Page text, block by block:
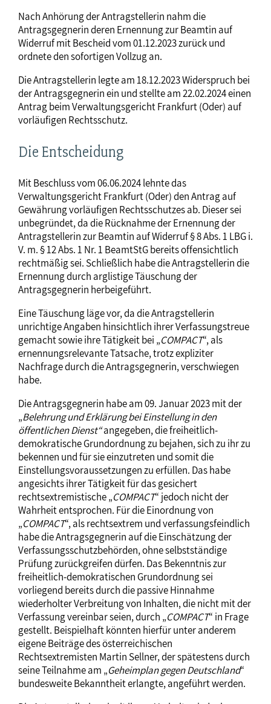
Nach Anhörung der Antragstellerin nahm die
Antragsgegnerin deren Ernennung zur Beamtin auf
Widerruf mit Bescheid vom 01.12.2023 zurück und
ordnete den sofortigen Vollzug an.
Die Antragstellerin legte am 18.12.2023 Widerspruch bei
der Antragsgegnerin ein und stellte am 22.02.2024 einen
Antrag beim Verwaltungsgericht Frankfurt (Oder) auf
vorläufigen Rechtsschutz.
Die Entscheidung
Mit Beschluss vom 06.06.2024 lehnte das
Verwaltungsgericht Frankfurt (Oder) den Antrag auf
Gewährung vorläufigen Rechtsschutzes ab. Dieser sei
unbegründet, da die Rücknahme der Ernennung der
Antragstellerin zur Beamtin auf Widerruf § 8 Abs. 1 LBG i.
V. m. § 12 Abs. 1 Nr. 1 BeamtStG bereits offensichtlich
rechtmäßig sei. Schließlich habe die Antragstellerin die
Ernennung durch arglistige Täuschung der
Antragsgegnerin herbeigeführt.
Eine Täuschung läge vor, da die Antragstellerin
unrichtige Angaben hinsichtlich ihrer Verfassungstreue
gemacht sowie ihre Tätigkeit bei „COMPACT“, als
ernennungsrelevante Tatsache, trotz expliziter
Nachfrage durch die Antragsgegnerin, verschwiegen
habe.
Die Antragsgegnerin habe am 09. Januar 2023 mit der
„Belehrung und Erklärung bei Einstellung in den
öffentlichen Dienst“angegeben, die freiheitlich-
demokratische Grundordnung zu bejahen, sich zu ihr zu
bekennen und für sie einzutreten und somit die
Einstellungsvoraussetzungen zu erfüllen. Das habe
angesichts ihrer Tätigkeit für das gesichert
rechtsextremistische „COMPACT“ jedoch nicht der
Wahrheit entsprochen. Für die Einordnung von
„COMPACT“, als rechtsextrem und verfassungsfeindlich
habe die Antragsgegnerin auf die Einschätzung der
Verfassungsschutzbehörden, ohne selbstständige
Prüfung zurückgreifen dürfen. Das Bekenntnis zur
freiheitlich-demokratischen Grundordnung sei
vorliegend bereits durch die passive Hinnahme
wiederholter Verbreitung von Inhalten, die nicht mit der
Verfassung vereinbar seien, durch „COMPACT“ in Frage
gestellt. Beispielhaft könnten hierfür unter anderem
eigene Beiträge des österreichischen
Rechtsextremisten Martin Sellner, der spätestens durch
seine Teilnahme am „Geheimplan gegen Deutschland“
bundesweite Bekanntheit erlangte, angeführt werden.